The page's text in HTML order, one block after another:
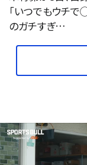
「いつでもウチ
のガチすぎ…